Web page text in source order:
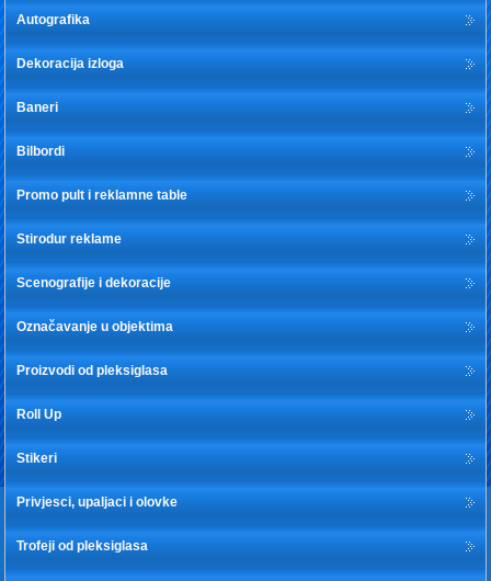
Autografika
Dekoracija izloga
Baneri
Bilbordi
Promo pult i reklamne table
Stirodur reklame
Scenografije i dekoracije
Označavanje u objektima
Proizvodi od pleksiglasa
Roll Up
Stikeri
Privjesci, upaljaci i olovke
Trofeji od pleksiglasa